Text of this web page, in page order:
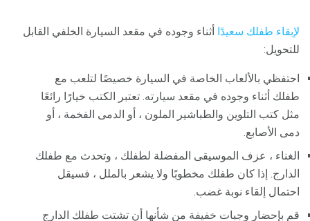
لإبقاء طفلك سعيدًا
أثناء وجوده في مقعد السيارة الخلفي القابل
للتحويل:
احتفظي بالألعاب الخاصة في السيارة خصيصًا لتلعب مع
طفلك أثناء وجوده في مقعد سيارته. تعتبر الكتب خيارًا رائعًا
مثل كتب التلوين والطباشير الملون ، أو الدمى الفخمة ، أو
دمى الأصابع.
الغناء ، عزف الموسيقى المفضلة لطفلك ، وتحدث مع طفلك
الدارج. إذا كان طفلك مخطوبًا ولا يشعر بالملل ، فسيقل
احتمال إلقاء نوبة غضب.
قم بإحضار وجبات خفيفة من شأنها أن تشتت طفلك الدارج